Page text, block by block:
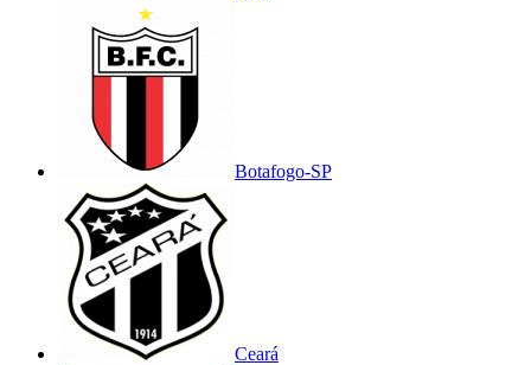
Botafogo-SP
Ceará